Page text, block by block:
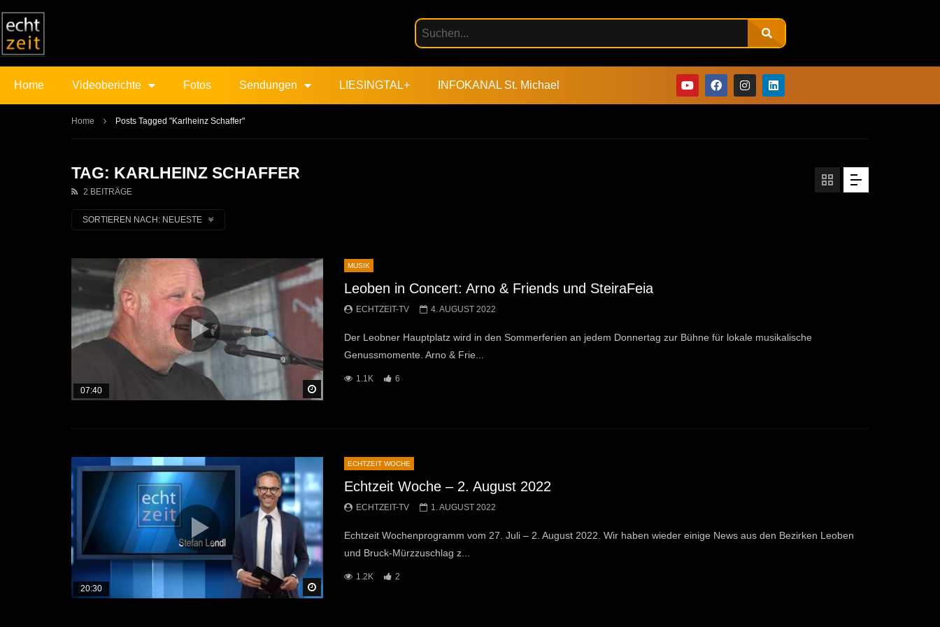
Home Videoberichte Fotos Sendungen LIESINGTAL+ INFOKANAL St. Michael
Home Posts Tagged "Karlheinz Schaffer"
TAG: KARLHEINZ SCHAFFER
2 BEITRÄGE
SORTIEREN NACH: NEUESTE
07:40
MUSIK
Leoben in Concert: Arno & Friends und SteiraFeia
ECHTZEIT-TV 4. AUGUST 2022
Der Leobner Hauptplatz wird in den Sommerferien an jedem Donnertag zur Bühne für lokale musikalische
Genussmomente. Arno & Frie...
1.1K 6
20:30
ECHTZEIT WOCHE
Echtzeit Woche – 2. August 2022
ECHTZEIT-TV 1. AUGUST 2022
Echtzeit Wochenprogramm vom 27. Juli – 2. August 2022. Wir haben wieder einige News aus den Bezirken Leoben
und Bruck-Mürzzuschlag z...
1.2K 2